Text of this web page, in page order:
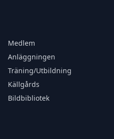
Medlem
Anläggningen
Träning/Utbildning
Källgårds
Bildbibliotek